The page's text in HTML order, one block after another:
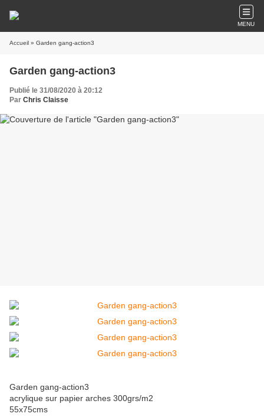
MENU
Accueil » Garden gang-action3
Garden gang-action3
Publié le 31/08/2020 à 20:12
Par Chris Claisse
Garden gang-action3
acrylique sur papier arches 300grs/m2
55x75cms